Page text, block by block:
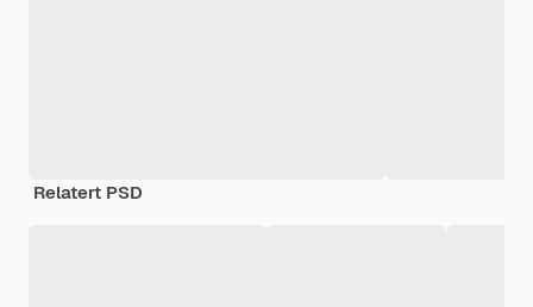
Relatert PSD